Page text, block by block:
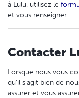
à Lulu, utilisez le
et vous renseigner.
Contacter
Lorsque nous vous
qu'il s'agit bien de
assurer et vous